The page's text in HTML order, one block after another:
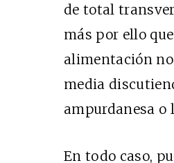
de total
más por ello
alimentación
media
ampurdanesa o
En todo caso,